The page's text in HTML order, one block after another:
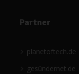
Partner
planetoftech.de
gesündernet.de